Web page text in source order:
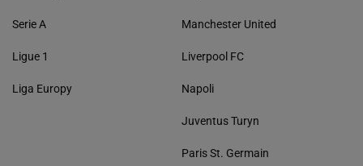
Serie A
Ligue 1
Liga Europy
Manchester United
Liverpool FC
Napoli
Juventus Turyn
Paris St. Germain